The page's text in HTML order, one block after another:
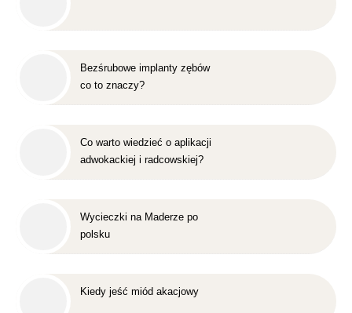
Bezśrubowe implanty zębów
co to znaczy?
Co warto wiedzieć o aplikacji
adwokackiej i radcowskiej?
Wycieczki na Maderze po
polsku
Kiedy jeść miód akacjowy